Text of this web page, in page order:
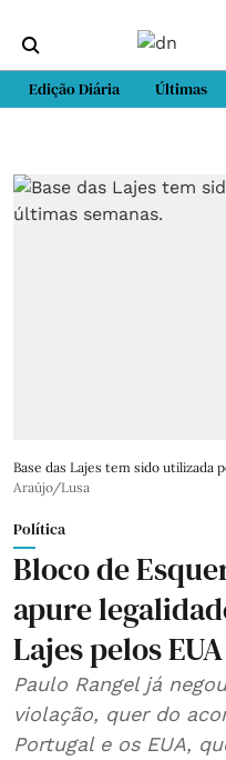
Edição Diária Últimas
Base das Lajes tem sido utilizada
Araújo/Lusa
Política
Bloco de
apure
Lajes pelos EUA
Paulo Rangel já
violação, quer do
Portugal e os EUA,